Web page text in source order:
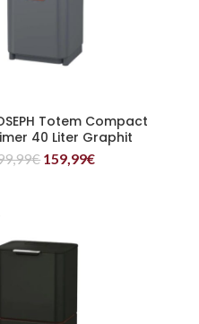
WEITERLESENTotem Compact
40 Liter Graphit
€ 159,99€